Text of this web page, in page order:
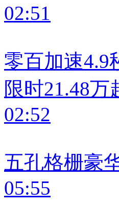
02:51
零百加速4.9
限时21.48万
02:52
五孔格栅豪
05:55